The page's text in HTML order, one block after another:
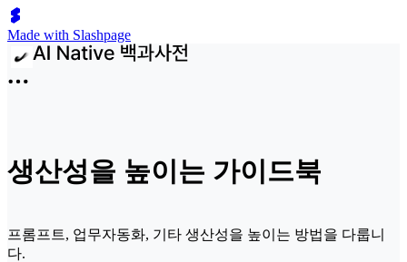
Made with Slashpage
생산성을 높이는 가이드북
프롬프트, 업무자동화, 기타 생산성을 높이는 방법을 다룹니
다.